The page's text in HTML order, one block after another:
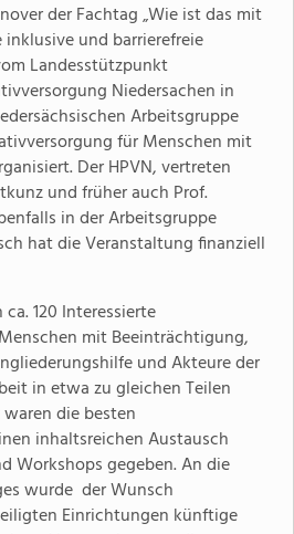
der Fachtag „Wie ist das mit
inklusive und barrierefreie
Landesstützpunkt
Niedersachen in
Arbeitsgruppe
für Menschen mit
Der HPVN, vertreten
und früher auch Prof.
in der Arbeitsgruppe
hat die Veranstaltung finanziell
120 Interessierte
mit Beeinträchtigung,
und Akteure der
in etwa zu gleichen Teilen
die besten
inhaltsreichen Austausch
Workshops gegeben. An die
wurde der Wunsch
Einrichtungen künftige